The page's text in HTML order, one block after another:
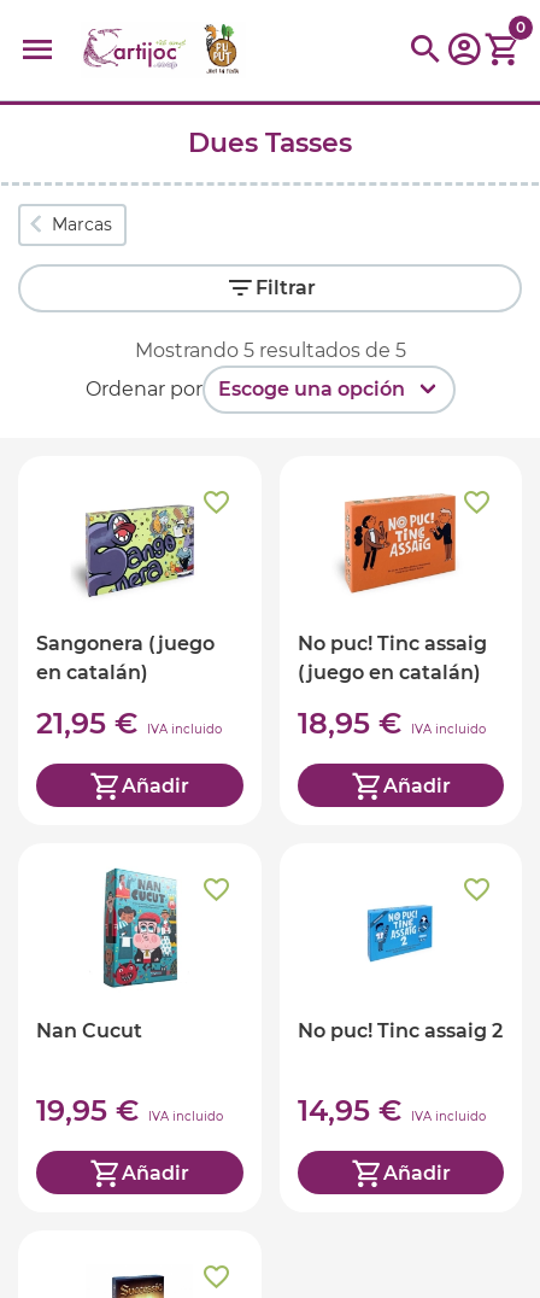
Búsquedas populares
muñeca Parchís Moulin montessori
peonza
kit
kidynight
0
Dues Tasses
Marcas
Filtrar
Mostrando 5resultados de 5
Ordenar por
Sangonera (juego
en catalán)
21,95 € IVA incluido
Añadir
No puc! Tinc assaig
(juego en catalán)
18,95 € IVA incluido
Añadir
Nan Cucut
19,95 € IVA incluido
Añadir
No puc! Tinc assaig 2
14,95 € IVA incluido
Añadir